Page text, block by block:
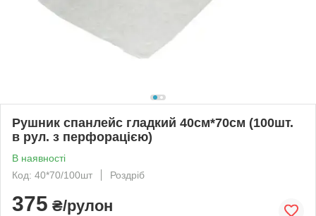
Рушник спанлейс гладкий 40см*70см (100шт.
в рул. з перфорацією)
В наявності
Код: 40*70/100шт
Роздріб
375 ₴/рулон